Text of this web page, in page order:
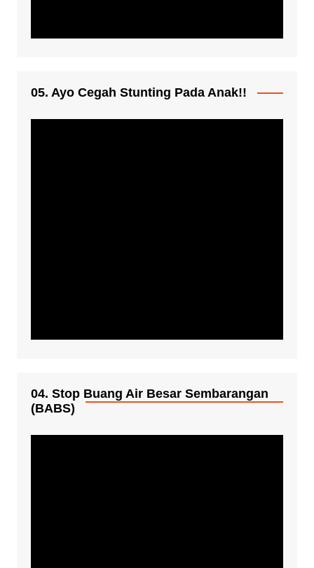
05. Ayo Cegah Stunting Pada Anak!!
04. Stop Buang Air Besar Sembarangan
(BABS)